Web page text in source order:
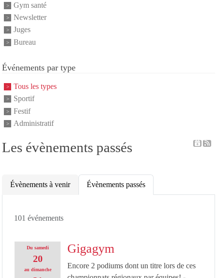
Les évènements passés
Évènements à venir Évènements passés
101 événements
Du samedi
20
au dimanche
Gigagym
Encore 2 podiums dont un titre lors de ces
Gym santé
Newsletter
Juges
Bureau
Événements par type
Tous les types
Sportif
Festif
Administratif